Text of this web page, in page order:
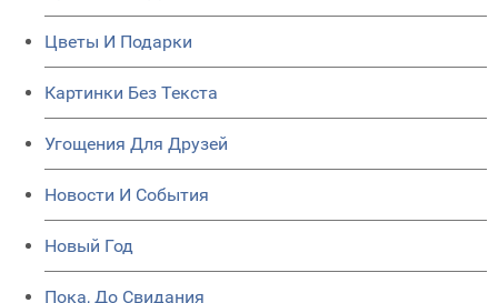
Цветы И Подарки
Картинки Без Текста
Угощения Для Друзей
Новости И События
Новый Год
Пока, До Свидания